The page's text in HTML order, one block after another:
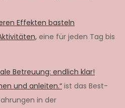
Effekten basteln
eine für jeden Tag bis
Betreuung: endlich klar!
und anleiten.“ ist das Best-
in der